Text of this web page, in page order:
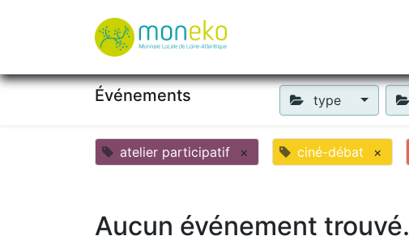
Événements type
atelier participatif × ciné-débat ×
Aucun événement trouvé.